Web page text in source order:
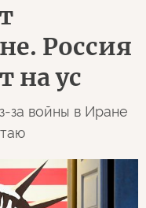
Россия
на ус
за войны в Иране